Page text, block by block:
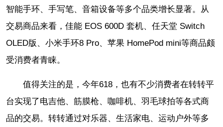
智能手环、手写笔、音箱设备等多个品类增长显著。从
交易商品来看，佳能 EOS 600D 套机、任天堂 Switch
OLED版、小米手环8 Pro、苹果 HomePod mini等商品颇
受消费者青睐。
值得关注的是，今年618，也有不少消费者在转转平
台实现了电吉他、筋膜枪、咖啡机、羽毛球拍等各式商
品的交易。转转通过对乐器、生活家电、运动户外等多